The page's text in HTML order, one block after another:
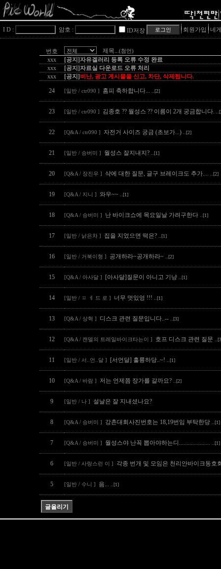
I D : 암호 : ID저장 회원가입 네
번호 제목 ...(첨언)
xxx
[공지]자유겔러리 등록 오류 수정 완료
xxx
[공지]자료실 다운로드 오류 처리
xxx
[공지] 비난, 광고 게시물을 신고, 차단, 삭제됩니다.
24 [일반 / ctr090 ] 홈피 축하합니다... ..[2]
23 [일반 / ctr090 ] 김종호 ?? 월성스 ?? 이름이 2개 궁금합니다.
22 [Q&A / ctr090 ] 자전거 사이즈 궁금 (초보가...) ..[2]
21 [일반 / 승버미 ] 월성스 잘지내지? ..[1]
20 [Q&A / 장진우 ] 샥에 대한 질문, 글구 브레이크도 추가.... ..[2]
19 [Q&A / 지니 ] 와우~~ ..[1]
18 [Q&A / 승버미 ] 난 바이크쇼에 목요일날 가려구한다 ..[1]
17 [일반 / 낡은차 ] 집을 지었으면 떡은? ..[1]
16 [일반 / 거북이형 ] 공개하라~공개하라~ ..[2]
15 [Q&A / 아사달 ] [아사달]질문이 아니고 기냥 ..[1]
14 [일반 / ㅍ ㅔ 드 로 ] 너무 멋있엉 !!! ..[1]
13 [Q&A / 상혁 ] 디스크 관련 질문입니다..-- ..[3]
12 [Q&A / 캔델의 트레일바이크타는이 ] 호프 디스크 관련 질문
11 [일반 / 서..언..달 ] [서언달] 훌륭하당..~! ..[1]
10 [Q&A / 바람 ] 저는 언제쯤 장가를 갈까요? ..[2]
9 [일반 / 나 ] 설날은 잘 지내셨나요?
8 [Q&A / 승버미 ] 강촌대회사진번호는 18,19번임 부탁한당 ..[1]
7 [Q&A / 승버미 ] 월성스야 난꼭 뽑아야하는디..................... ..[1]
6 [일반 / 사랑스런 이 ] 각종 번개 및 모임은 천리안바이크동호
5 [일반 / 수니 ] 음... ..[1]